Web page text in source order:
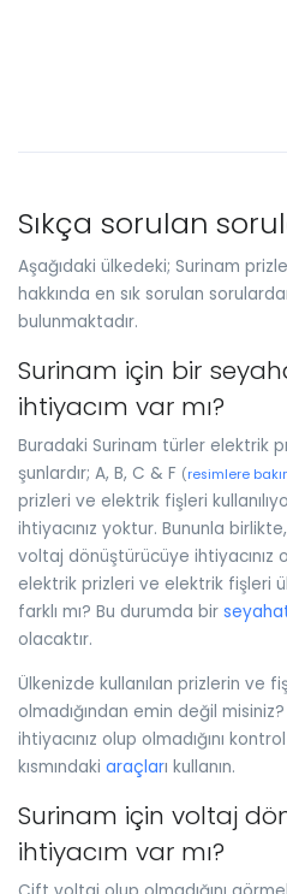
Sıkça sorulan
Aşağıdaki ülkedeki; Surinam
hakkında en sık sorulan
bulunmaktadır.
Surinam için bir
ihtiyacım var mı?
Buradaki Surinam türler elektrik
şunlardır; A, B, C & F (resimlere
prizleri ve elektrik fişleri
ihtiyacınız yoktur. Bununla
voltaj dönüştürücüye ihtiyacınız
elektrik prizleri ve elektrik fişleri
farklı mı? Bu durumda bir
olacaktır.
Ülkenizde kullanılan prizlerin ve
olmadığından emin değil
ihtiyacınız olup olmadığını
kısmındaki araçları kullanın.
Surinam için voltaj
ihtiyacım var mı?